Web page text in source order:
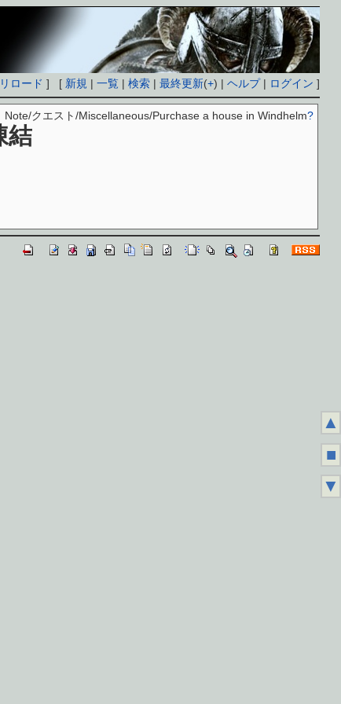
リロード ] [ 新規 |一覧 |検索 |最終更新(+) |ヘルプ| ログイン ]
結
Note/クエスト/Miscellaneous/Purchase a house in Windhelm?
▲
■
▼